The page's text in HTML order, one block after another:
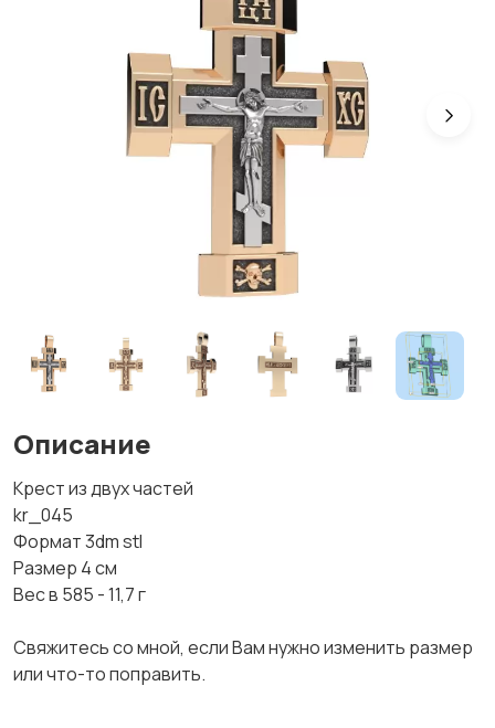
Описание
Крест из двух частей
kr_045
Формат 3dm stl
Размер 4 см
Вес в 585 - 11,7 г
Свяжитесь со мной, если Вам нужно изменить размер
или что-то поправить.